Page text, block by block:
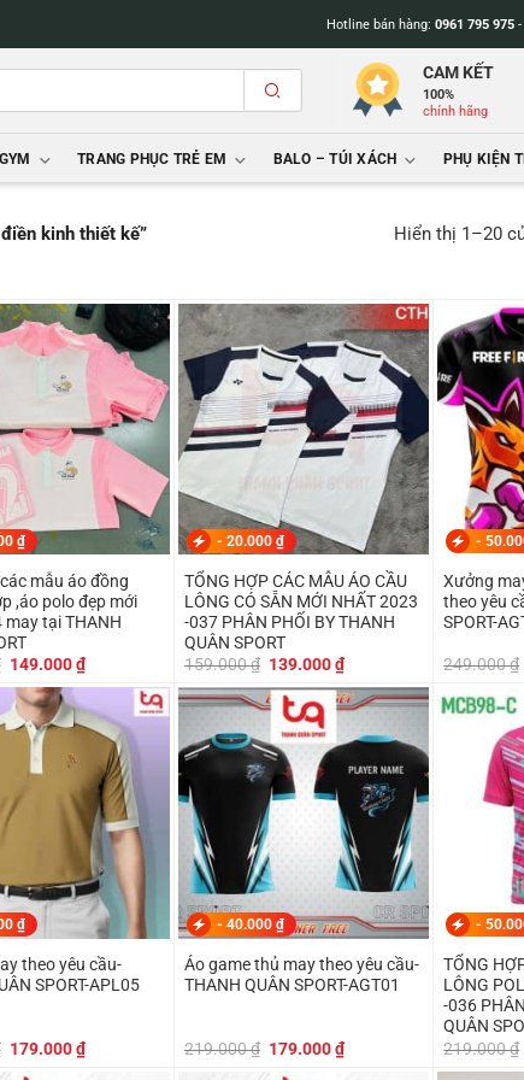
Hotline bán hàng: 0961 795 975-
CAM KẾT
100%
chính hãng
TRANG PHỤC TRẺ EM BALO – TÚI XÁCH PHỤ KIỆN
kinh thiết kế” Hiển thị 1–20
₫
mẫu áo đồng
,áo polo đẹp mới
may tại THANH
Giá
là:
179.000 ₫.
149.000₫Giá
hiện
là:
149.000 ₫.
- 20.000 ₫
TỔNG HỢP CÁC MẪU ÁO CẦU
LÔNG CÓ SẴN MỚI NHẤT 2023
-037 PHÂN PHỐI BY THANH
QUÂN SPORT
159.000₫ Giá
là:
159.000 ₫.
139.000₫Giá
hiện
tại
là:
-
Xưởng
theo yêu
SPORT-
249.000₫
₫
theo yêu cầu-
SPORT-APL05
Giá
179.000₫Giá
hiện
- 40.000 ₫
Áo game thủ may theo yêu cầu-
THANH QUÂN SPORT-AGT01
219.000₫ Giá
179.000₫Giá
hiện
-
TỔNG
LÔNG
-036
QUÂN
219.000₫